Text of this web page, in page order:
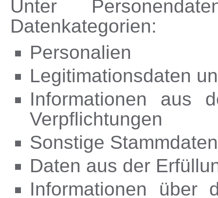
Unter
Datenkategorien:
Personalien
Legitimationsdaten
Informationen aus
Verpflichtungen
Sonstige Stammdaten
Daten aus der
Informationen über